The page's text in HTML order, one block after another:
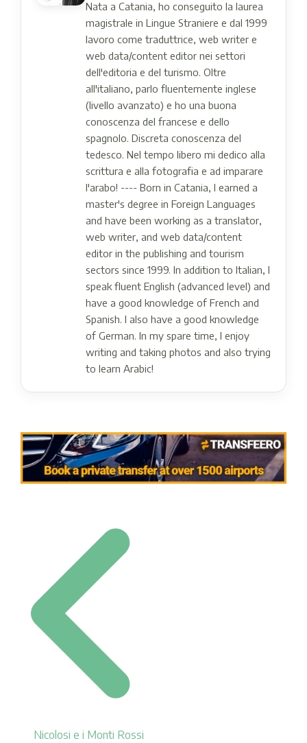
Nata a Catania, ho conseguito la laurea
magistrale in Lingue Straniere e dal 1999
lavoro come traduttrice, web writer e
web data/content editor nei settori
dell'editoria e del turismo. Oltre
all'italiano, parlo fluentemente inglese
(livello avanzato) e ho una buona
conoscenza del francese e dello
spagnolo. Discreta conoscenza del
tedesco. Nel tempo libero mi dedico alla
scrittura e alla fotografia e ad imparare
l'arabo! ---- Born in Catania, I earned a
master's degree in Foreign Languages ​​
and have been working as a translator,
web writer, and web data/content
editor in the publishing and tourism
sectors since 1999. In addition to Italian, I
speak fluent English (advanced level) and
have a good knowledge of French and
Spanish. I also have a good knowledge
of German. In my spare time, I enjoy
writing and taking photos and also trying
to learn Arabic!
Nicolosi e i Monti Rossi